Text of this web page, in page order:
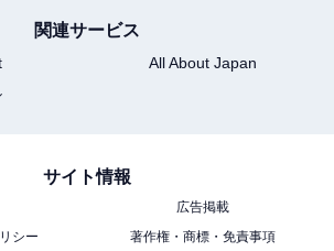
泊プランを予約すると、売上の一部が
還元されることがあります。
柿野温泉の人気ホテル】「柿野温泉あさひ
魅力
関連サービス
All About Japan
サイト情報
広告掲載
シー
著作権・商標・免責事項